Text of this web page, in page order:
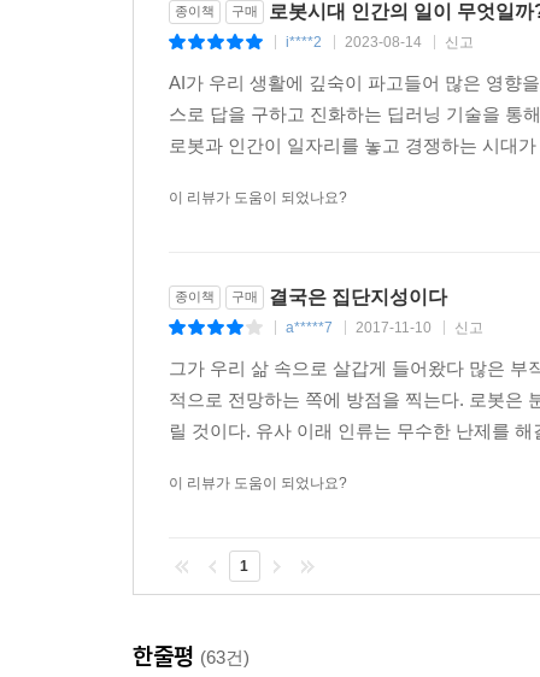
―지금 묻지 않으면 안 될 기술이 놓치고 있는 질문
앞으로 사람이 차를 운전하는 것은 불법화될 것이
‘컴퓨터computer’는 원래 사람을 뜻하는 단어
오늘날의 컴퓨터로 진화한 것이다. 그리고 컴퓨
무인자동차를 꼽는다. 컴퓨터가 계산원에서 오늘
아니라 ‘내가 가려는 곳으로 나를 데려다주는
안전성을 검증받았다. 기술·경제 전문 연구기관
하지만 우리가 무인자동차에 선뜻 운전대를 내
인간의 본능, 윤리와 사회적 측면까지 다각도로
이 책은 무인자동차를 시작으로 인공지능과 로
기자, 약사처럼 기계가 대체할 수 없을 거라 여
교육은 공공재가 되어가고 있으며 지식의 유효
종이책 구매 로봇시대 인간의 일이 무엇일까
i****2 2023-08-14 신고
AI가 우리 생활에 깊숙이 파고들어 많은 영향
스로 답을 구하고 진화하는 딥러닝 기술을 통
로봇과 인간이 일자리를 놓고 경쟁하는 시대
이 리뷰가 도움이 되었나요?
종이책 구매 결국은 집단지성이다
a*****7 2017-11-10 신고
그가 우리 삶 속으로 살갑게 들어왔다 많은
적으로 전망하는 쪽에 방점을 찍는다. 로봇은
릴 것이다. 유사 이래 인류는 무수한 난제를
이 리뷰가 도움이 되었나요?
1
한줄평 (63건)